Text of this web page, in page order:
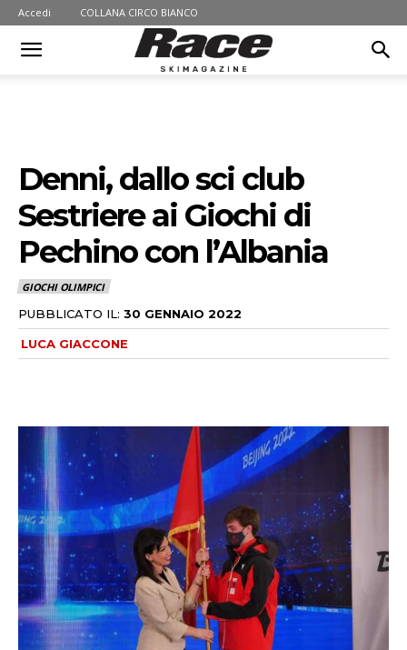
Accedi COLLANA CIRCO BIANCO
Denni, dallo sci club
Sestriere ai Giochi di
Pechino con l’Albania
GIOCHI OLIMPICI
PUBBLICATO IL: 30 GENNAIO 2022
LUCA GIACCONE